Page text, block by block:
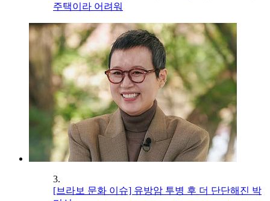
주택이라 어려워
3.
[브라보 문화 이슈] 유방암 투병 후 더 단단해진 박